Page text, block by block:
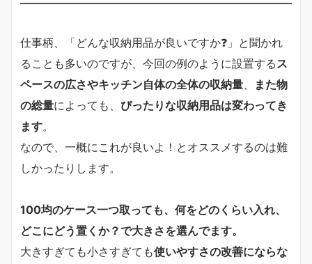
仕事柄、「どんな収納用品が良いですか❓」と聞かれ
ることも多いのですが、今回の例のように設置する ス
ペースの広さやキッチン自体の全体の収納量
また物
の総量によっても、 ぴったりな収納用品は変わってき
ます。
なので、一概にこれが良いよ！とオススメするのは難
しかったりします。
100均のケース一つ取っても、何をどのくらい入れ、
どこにどう置くか？で大きさを選んでます。
大きすぎても小さすぎても使いやすさの改善にならな